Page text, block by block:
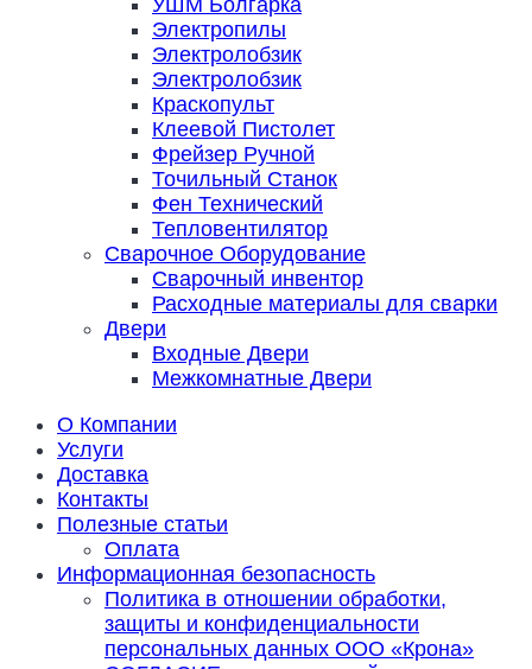
УШМ Болгарка
Электропилы
Электролобзик
Электролобзик
Краскопульт
Клеевой Пистолет
Фрейзер Ручной
Точильный Станок
Фен Технический
Тепловентилятор
Сварочное Оборудование
Сварочный инвентор
Расходные материалы для сварки
Двери
Входные Двери
Межкомнатные Двери
О Компании
Услуги
Доставка
Контакты
Полезные статьи
Оплата
Информационная безопасность
Политика в отношении обработки,
защиты и конфиденциальности
персональных данных ООО «Крона»